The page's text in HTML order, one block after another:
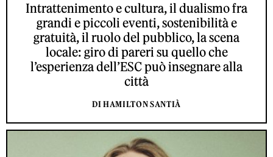
Intrattenimento e cultura, il dualismo fra
grandi e piccoli eventi, sostenibilità e
gratuità, il ruolo del pubblico, la scena
locale: giro di pareri su quello che
l’esperienza dell’ESC può insegnare alla
città
DI HAMILTON SANTIÀ